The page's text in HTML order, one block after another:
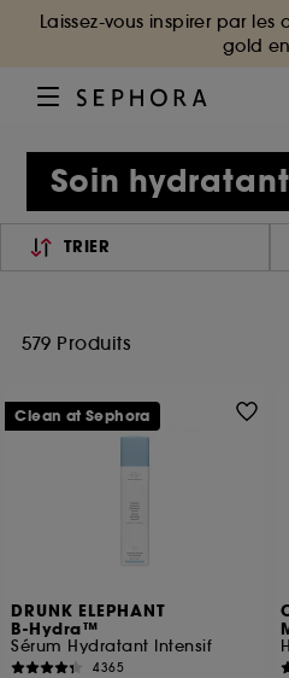
Laissez-vous inspirer par
gold
Soin hydratant
TRIER
579 Produits
DRUNK ELEPHANT
B-Hydra™
Sérum Hydratant Intensif
4365
Clean at Sephora